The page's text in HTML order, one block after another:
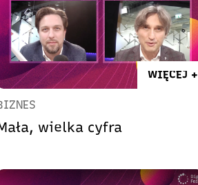
WIĘCEJ +
wielka cyfra